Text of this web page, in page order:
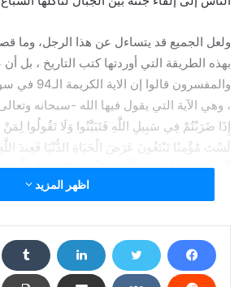
ولعل الجميع قد يتساءل عن هذا الرجل، وما
بهذه الطريقة التي أوردتها كتب التاريخ ، بل أن
والمفسرون
، وهي الآية التي يقول فيها الله -سبحانه
إِذَا ضَرَبْتُمْ فِي سَبِيلِ اللَّهِ فَتَبَيَّنُوا وَلَا تَقُولُوا
لَسْتَ مُؤْمِنًا تَبْتَغُونَ عَرَضَ الْحَيَاةِ الدُّنْيَا فَعِندَ
كُنتُم مِّن قَبْلُ فَمَنَّ اللَّهُ عَلَيْكُمْ فَتَبَيَّنُوا ۚ إِنَّ اللَّهَ
يُقال أن رسول الله صلى الله عليه وسلم
لفتح مكة ، وقد أراد ان يضلل أعدائه ذات يوم
بجيشه في اتجاه غير الاتجاه الذي حدده لمسير
اظهر المزيد